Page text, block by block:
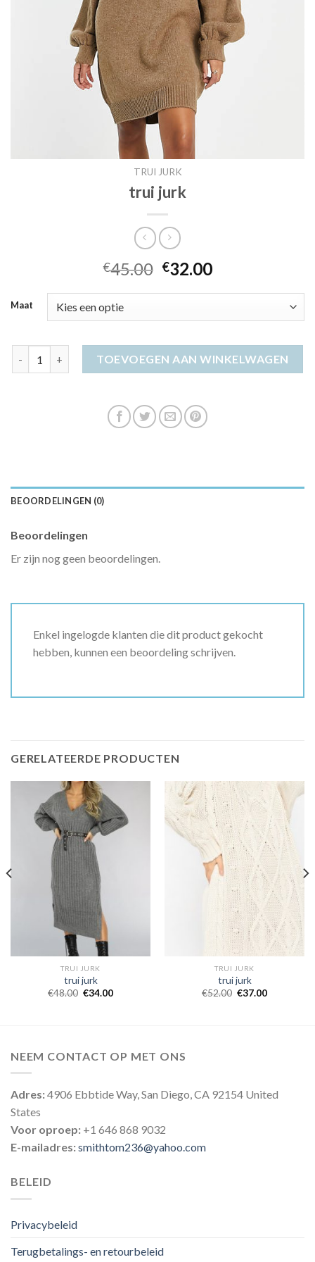
TRUI JURK
trui jurk
€45.00 €32.00
Maat
TOEVOEGEN AAN WINKELWAGEN
BEOORDELINGEN (0)
Beoordelingen
Er zijn nog geen beoordelingen.
Enkel ingelogde klanten die dit product gekocht
hebben, kunnen een beoordeling schrijven.
GERELATEERDE PRODUCTEN
TRUI JURK
trui jurk
€48.00 €34.00
TRUI JURK
trui jurk
€52.00 €37.00
NEEM CONTACT OP MET ONS
Adres:4906 Ebbtide Way, San Diego, CA 92154 United
States
Voor oproep: +1 646 868 9032
E-mailadres:smithtom236@yahoo.com
BELEID
Privacybeleid
Terugbetalings- en retourbeleid